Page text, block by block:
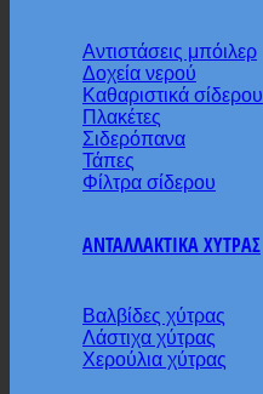
Αντιστάσεις μπόιλερ
Δοχεία νερού
Καθαριστικά σίδερου
Πλακέτες
Σιδερόπανα
Τάπες
Φίλτρα σίδερου
ΑΝΤΑΛΛΑΚΤΙΚΑ ΧΥΤΡΑΣ
Βαλβίδες χύτρας
Λάστιχα χύτρας
Χερούλια χύτρας